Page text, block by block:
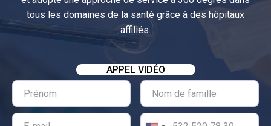
tous les domaines de la santé grâce à des hôpitaux
affiliés.
APPEL VIDÉO